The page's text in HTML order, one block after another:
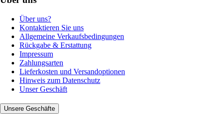
Über uns?
Kontaktieren Sie uns
Allgemeine Verkaufsbedingungen
Rückgabe & Erstattung
Impressum
Zahlungsarten
Lieferkosten und Versandoptionen
Hinweis zum Datenschutz
Unser Geschäft
Unsere Geschäfte